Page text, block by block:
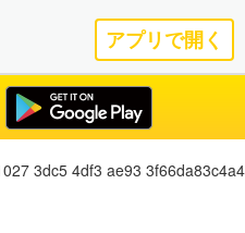
アプリで開く